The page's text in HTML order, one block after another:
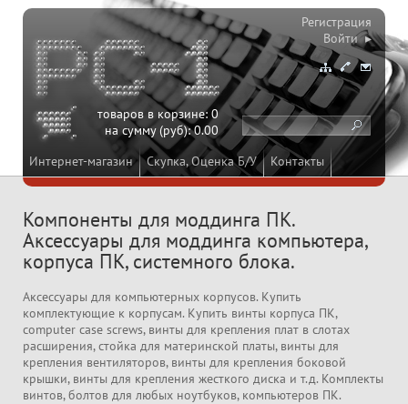
Интернет-магазин Скупка, Оценка Б/У Контакты
товаров в корзине:0
на сумму (руб):0.00
Регистрация
Войти ▸
Компоненты для моддинга ПК.
Аксессуары для моддинга компьютера,
корпуса ПК, системного блока.
Аксессуары для компьютерных корпусов. Купить
комплектующие к корпусам. Купить винты корпуса ПК,
computer case screws, винты для крепления плат в слотах
расширения, стойка для материнской платы, винты для
крепления вентиляторов, винты для крепления боковой
крышки, винты для крепления жесткого диска и т.д. Комплекты
винтов, болтов для любых ноутбуков, компьютеров ПК.